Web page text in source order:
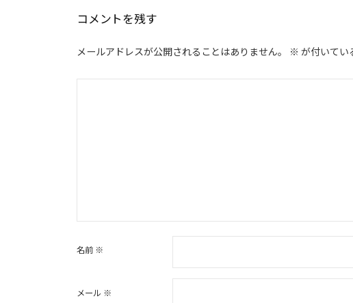
ー
シ
ョ
ン
コメントを残す
メールアドレスが公開されることはありません。 ※ が付いてい
名前 ※
メール ※